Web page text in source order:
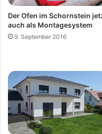
Der Ofen im Schornstein
auch als Montagesystem
9. September 2016